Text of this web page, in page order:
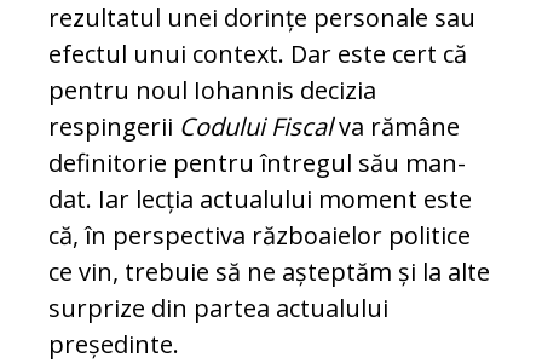
rezultatul unei do­ri­nțe personale sau
efectul unui con­text. Dar este cert că
pentru noul Iohannis de­ci­zia
respingerii Codului Fiscalva rămâne
definitorie pentru întregul său man­
dat. Iar lecția actualului moment este
că, în perspectiva războaielor politice
ce vin, trebuie să ne așteptăm și la alte
sur­prize din partea actualului
președinte.